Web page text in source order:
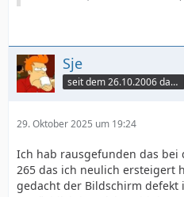
Sje
seit dem 26.10.2006 dabei
29. Oktober 2025 um 19:24
Ich hab rausgefunden das bei
265 das ich neulich ersteigert
gedacht der Bildschirm defekt